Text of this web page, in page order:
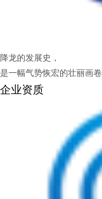
降龙的发展史，
是一幅气势恢宏的壮丽画卷
企业资质